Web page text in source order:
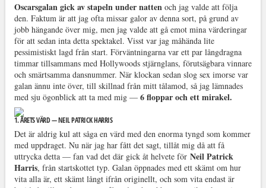
Oscarsgalan gick av stapeln under nattenoch jag valde att följa
den. Faktum är att jag ofta missar galor av denna sort, på grund av
jobb hängande över mig, men jag valde att gå emot mina värderingar
för att sedan inta detta spektakel. Visst var jag måhända lite
pessimistiskt lagd från start. Förväntningarna var ett par långdragna
timmar tillsammans med Hollywoods stjärnglans, förutsägbara vinnare
och smärtsamma dansnummer. När klockan sedan slog sex imorse var
galan ännu inte över, till skillnad från mitt tålamod, så jag lämnades
med sju ögonblick att ta med mig — 6 floppar och ett mirakel.
1. ÅRETS VÄRD — NEIL PATRICK HARRIS
Det är aldrig kul att såga en värd med den enorma tyngd som kommer
med uppdraget. Nu när jag har fått det sagt, tillåt mig då att få
uttrycka detta — fan vad det där gick åt helvete för Neil Patrick
Harris, från startskottet typ. Galan öppnades med ett skämt om hur
vita alla är, ett skämt långt ifrån originellt, och som vita endast är